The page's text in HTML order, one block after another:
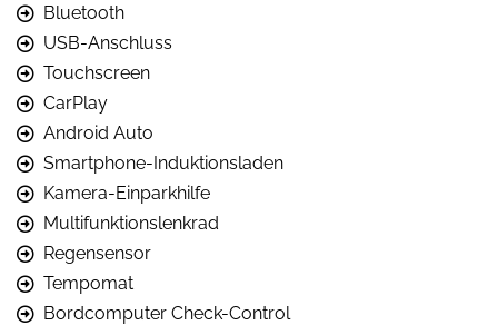
Bluetooth
USB-Anschluss
Touchscreen
CarPlay
Android Auto
Smartphone-Induktionsladen
Kamera-Einparkhilfe
Multifunktionslenkrad
Regensensor
Tempomat
Bordcomputer Check-Control